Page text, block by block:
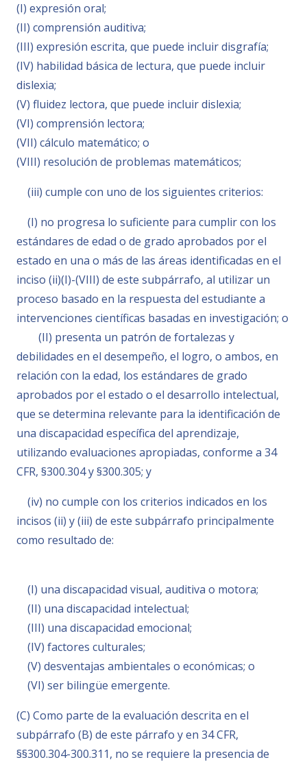
(I) expresión oral;
(II) comprensión auditiva;
(III) expresión escrita, que puede incluir disgrafía;
(IV) habilidad básica de lectura, que puede incluir
dislexia;
(V) fluidez lectora, que puede incluir dislexia;
(VI) comprensión lectora;
(VII) cálculo matemático; o
(VIII) resolución de problemas matemáticos;
(iii) cumple con uno de los siguientes criterios:
(I) no progresa lo suficiente para cumplir con los
estándares de edad o de grado aprobados por el
estado en una o más de las áreas identificadas en el
inciso (ii)(I)-(VIII) de este subpárrafo, al utilizar un
proceso basado en la respuesta del estudiante a
intervenciones científicas basadas en investigación; o
(II) presenta un patrón de fortalezas y
debilidades en el desempeño, el logro, o ambos, en
relación con la edad, los estándares de grado
aprobados por el estado o el desarrollo intelectual,
que se determina relevante para la identificación de
una discapacidad específica del aprendizaje,
utilizando evaluaciones apropiadas, conforme a 34
CFR, §300.304 y §300.305; y
(iv) no cumple con los criterios indicados en los
incisos (ii) y (iii) de este subpárrafo principalmente
como resultado de:
(I) una discapacidad visual, auditiva o motora;
(II) una discapacidad intelectual;
(III) una discapacidad emocional;
(IV) factores culturales;
(V) desventajas ambientales o económicas; o
(VI) ser bilingüe emergente.
(C) Como parte de la evaluación descrita en el
subpárrafo (B) de este párrafo y en 34 CFR,
§§300.304-300.311, no se requiere la presencia de